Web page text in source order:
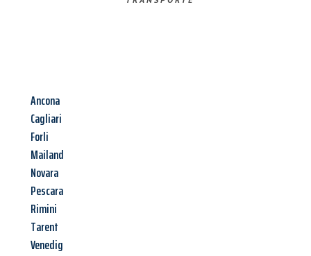
Ancona
Cagliari
Forli
Mailand
Novara
Pescara
Rimini
Tarent
Venedig